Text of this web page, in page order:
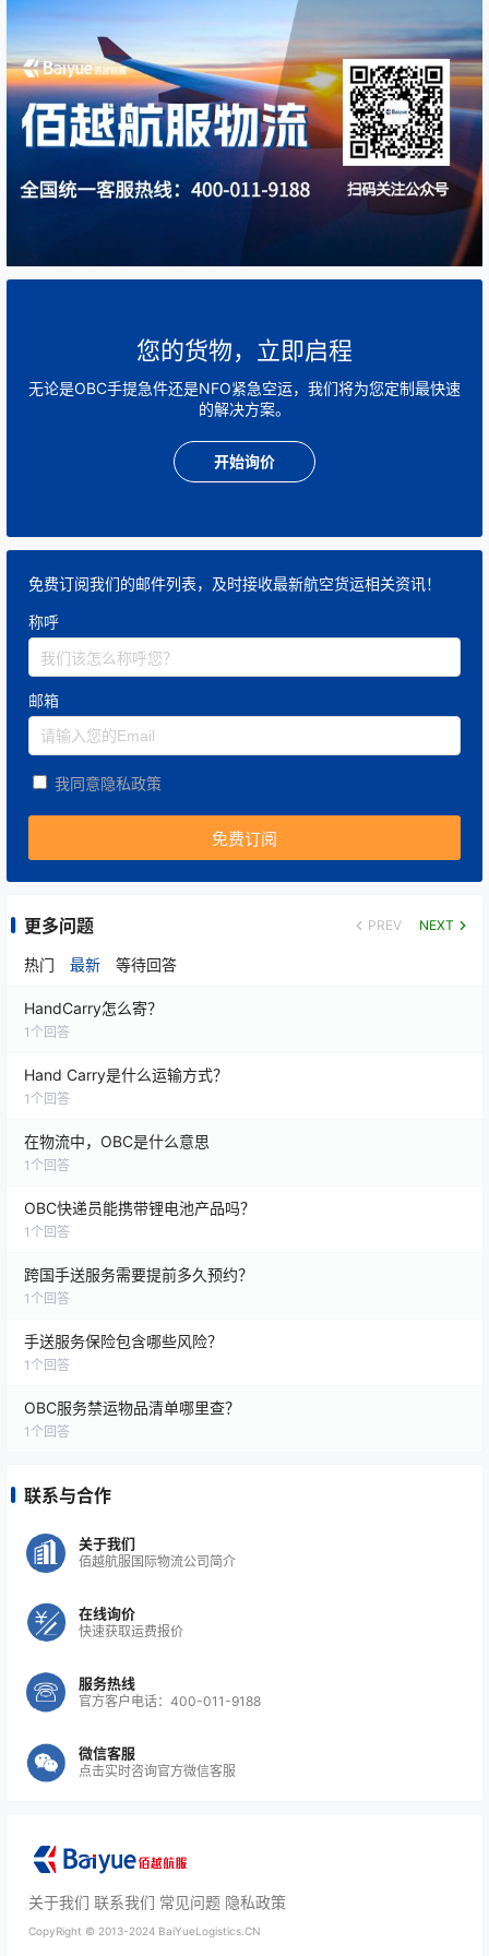
您的货物，立即启程
无论是OBC手提急件还是NFO紧急空运，我们将为您定制最快速
的解决方案。
开始询价
免费订阅我们的邮件列表，及时接收最新航空货运相关资讯！
称呼
邮箱
我同意隐私政策
更多问题 PREV NEXT
热门 最新 等待回答
HandCarry怎么寄？
1 个回答
Hand Carry是什么运输方式？
1 个回答
在物流中，OBC是什么意思
1 个回答
OBC快递员能携带锂电池产品吗？
1 个回答
跨国手送服务需要提前多久预约？
1 个回答
手送服务保险包含哪些风险？
1 个回答
OBC服务禁运物品清单哪里查？
1 个回答
联系与合作
关于我们
佰越航服国际物流公司简介
在线询价
快速获取运费报价
服务热线
官方客户电话：400-011-9188
微信客服
点击实时咨询官方微信客服
关于我们 联系我们 常见问题 隐私政策
CopyRight © 2013-2024 BaiYueLogistics.CN